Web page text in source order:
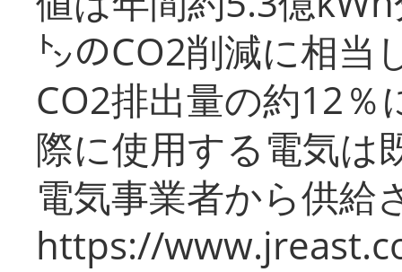
㌧のCO2削減に相当
CO2排出量の約12％
際に使用する電気は
電気事業者から供給
https://